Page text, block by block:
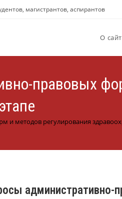
магистрантов, аспирантов
О
правовых
и методов регулирования
административно-